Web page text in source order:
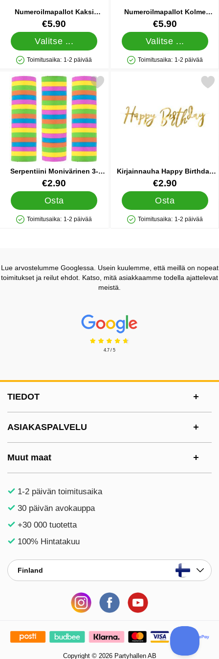
Numeroilmapallot Kaksi
Ruusukulta
Tuote.nro 13297
€5.90
Valitse ...
Saatavuus: Varastossa
Toimitusaika: 1-2 päivää
Numeroilmapallot Kolme
Ruusukulta
Tuote.nro 13298
€5.90
Valitse ...
Saatavuus: Varastossa
Toimitusaika: 1-2 päivää
Serpentiini Monivärinen 3-
pakkaus
Tuote.nro 31222
€2.90
Osta
Saatavuus: Varastossa
Toimitusaika: 1-2 päivää
Merkitse serpentiini Monivärinen 3-pakkaus suosikiksi
Kirjainnauha Happy Birthday
Kulta
Tuote.nro 33125
€2.90
Osta
Saatavuus: Varastossa
Toimitusaika: 1-2 päivää
Merkitse kirjainnauha Happy
Lue arvostelumme Googlessa. Usein kuulemme, että meillä on nopeat
toimitukset ja reilut ehdot. Katso, mitä asiakkaamme todella ajattelevat
meistä.
Prisjakt Arvostelu: 4.7 Tähdet
4.7 / 5
TIEDOT
ASIAKASPALVELU
Muut maat
1-2 päivän toimitusaika
30 päivän avokauppa
+30 000 tuotetta
100% Hintatakuu
Finland
Copyright © 2026 Partyhallen AB